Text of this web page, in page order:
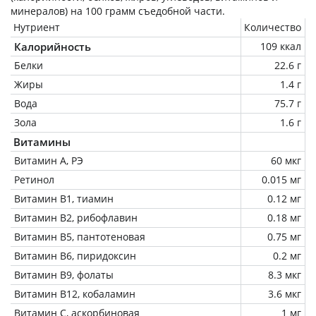
минералов) на 100 грамм съедобной части.
Нутриент
Количество
Калорийность
109 ккал
Белки
22.6 г
Жиры
1.4 г
Вода
75.7 г
Зола
1.6 г
Витамины
Витамин А, РЭ
60 мкг
Ретинол
0.015 мг
Витамин В1, тиамин
0.12 мг
Витамин В2, рибофлавин
0.18 мг
Витамин В5, пантотеновая
0.75 мг
Витамин В6, пиридоксин
0.2 мг
Витамин В9, фолаты
8.3 мкг
Витамин В12, кобаламин
3.6 мкг
Витамин C, аскорбиновая
1 мг